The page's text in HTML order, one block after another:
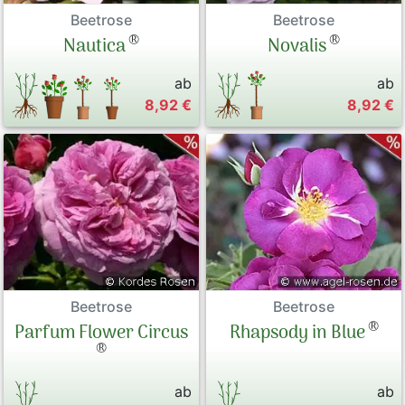
Beetrose
Nautica®
ab
8,92 €
Beetrose
Novalis®
ab
8,92 €
Beetrose
Parfum Flower Circus
®
ab
Beetrose
Rhapsody in Blue®
ab